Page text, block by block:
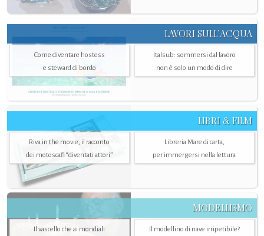
LAVORI SULL’ACQUA
Come diventare hostess
e steward di bordo
Italsub: sommersi dal lavoro
non è solo un modo di dire
LIBRI & FILM
Riva in the movie, il racconto
dei motoscafi “diventati attori”
Libreria Mare di carta,
per immergersi nella lettura
MODELLISMO
Il vascello che ai mondiali
Il modellino di nave irripetibile?